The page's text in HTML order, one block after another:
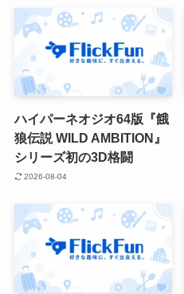
ハイパーネオジオ64版『餓
狼伝説 WILD AMBITION』
シリーズ初の3D格闘
2026-08-04